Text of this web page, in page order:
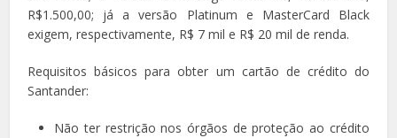
R$1.500,00; já a versão Platinum e MasterCard Black
exigem, respectivamente, R$ 7 mil e R$ 20 mil de renda.
Requisitos básicos para obter um cartão de crédito do
Santander:
Não ter restrição nos órgãos de proteção ao crédito